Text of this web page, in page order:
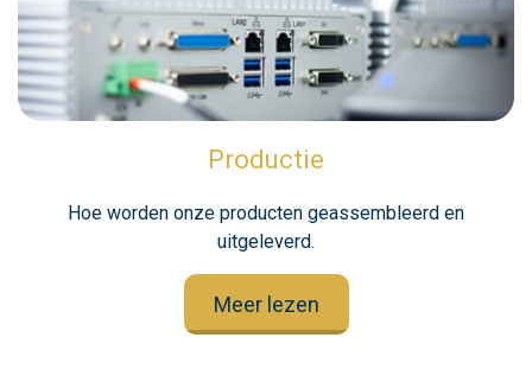
Productie
Hoe worden onze producten geassembleerd en
uitgeleverd.
Meer lezen